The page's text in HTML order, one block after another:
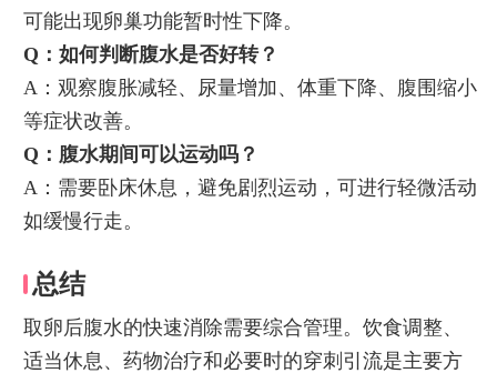
可能出现卵巢功能暂时性下降。
Q：如何判断腹水是否好转？
A：观察腹胀减轻、尿量增加、体重下降、腹围缩小
等症状改善。
Q：腹水期间可以运动吗？
A：需要卧床休息，避免剧烈运动，可进行轻微活动
如缓慢行走。
总结
取卵后腹水的快速消除需要综合管理。饮食调整、
适当休息、药物治疗和必要时的穿刺引流是主要方